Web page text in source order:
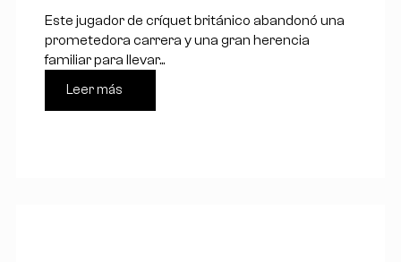
Este jugador de críquet británico abandonó una
prometedora carrera y una gran herencia
familiar para llevar...
Leer más